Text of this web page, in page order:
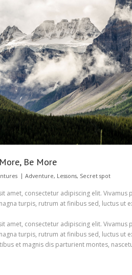
Be More
Adventure, Lessons, Secret spot
amet, consectetur adipiscing elit.
turpis, rutrum at finibus sed, luctus ut
amet, consectetur adipiscing elit.
turpis, rutrum at finibus sed, luctus ut
et magnis dis parturient montes,